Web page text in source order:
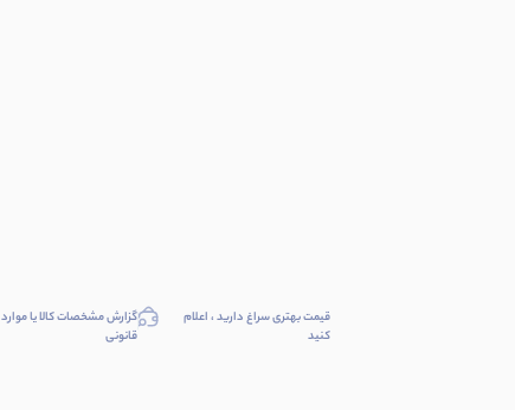
قیمت بهتری سراغ دارید ، اعلام
کنید
گزارش مشخصات کالا یا موارد
قانونی